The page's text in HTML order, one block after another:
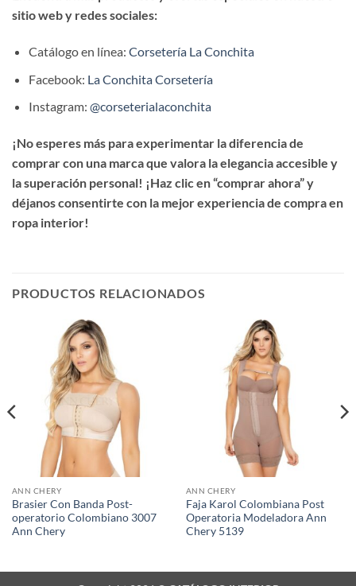
sitio web y redes sociales:
Catálogo en línea: Corsetería La Conchita
Facebook: La Conchita Corsetería
Instagram: @corseterialaconchita
¡No esperes más para experimentar la diferencia de
comprar con una marca que valora la elegancia accesible y
la superación personal! ¡Haz clic en “comprar ahora” y
déjanos consentirte con la mejor experiencia de compra en
ropa interior!
PRODUCTOS RELACIONADOS
ANN CHERY
Brasier Con Banda Post-
operatorio Colombiano 3007
Ann Chery
ANN CHERY
Faja Karol Colombiana Post
Operatoria Modeladora Ann
Chery 5139